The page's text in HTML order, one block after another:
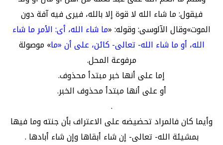
فيقول: ما شاء الله لا قوة إلا بالله، فيرى فيه آفة دون
الموت»وقال الآلوسى: وقوله: «ما شاء الله، أى: الأمر ما شاء
الله، أو ما شاء الله- تعالى- كائن، على أن «ما» موصولة
مرفوعة المحل.
إما على أنها خبر مبتدأ محذوف.
أو على أنها مبتدأ محذوف الخبر.
.
وأيما كان فالمراد تحضيضه على الاعتراف بأن جنته وما فيها
بمشيئة الله- تعالى- إن شاء أبقاها وإن شاء أبادها .